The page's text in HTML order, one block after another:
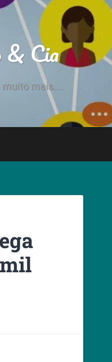
& Cia
muito mais....